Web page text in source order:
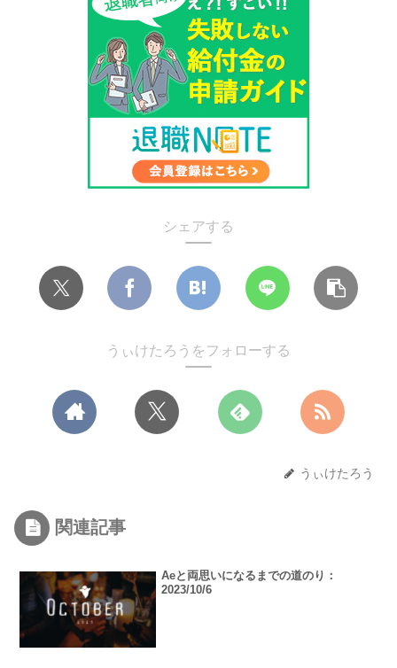
シェアする
うぃけたろうをフォローする
うぃけたろう
関連記事
Aeと両思いになるまでの道のり：
2023/10/6